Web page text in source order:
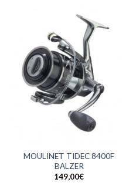
MOULINET TIDEC 8400F
BALZER
149,00€